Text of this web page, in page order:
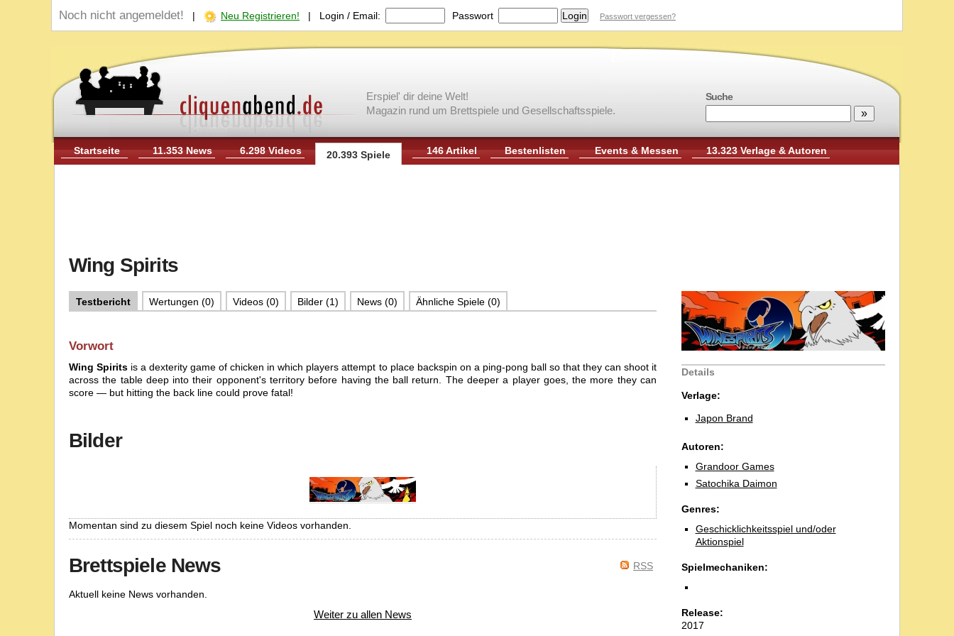
Noch nicht angemeldet! | Neu Registrieren! | Login / Email: Passwort Passwort vergessen?
Suche
Erspiel' dir deine Welt!
Magazin rund um Brettspiele und Gesellschaftsspiele.
Startseite 11.353 News 6.298 Videos 20.393 Spiele 146 Artikel Bestenlisten Events & Messen 13.323 Verlage & Autoren
Wing Spirits
Details
Verlage:
Japon Brand
Autoren:
Grandoor Games
Satochika Daimon
Genres:
Geschicklichkeitsspiel und/oder
Aktionspiel
Spielmechaniken:
Release:
2017
Testbericht Wertungen (0) Videos (0) Bilder (1) News (0) Ähnliche Spiele (0)
Vorwort
Wing Spirits is a dexterity game of chicken in which players attempt to place backspin on a ping-pong ball so that they can shoot it
across the table deep into their opponent's territory before having the ball return. The deeper a player goes, the more they can
score — but hitting the back line could prove fatal!
Bilder
Momentan sind zu diesem Spiel noch keine Videos vorhanden.
RSS
Brettspiele News
Aktuell keine News vorhanden.
Weiter zu allen News